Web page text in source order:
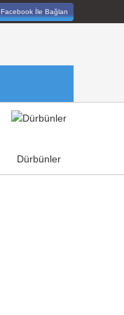
Facebook İle Bağlan
Dürbünler